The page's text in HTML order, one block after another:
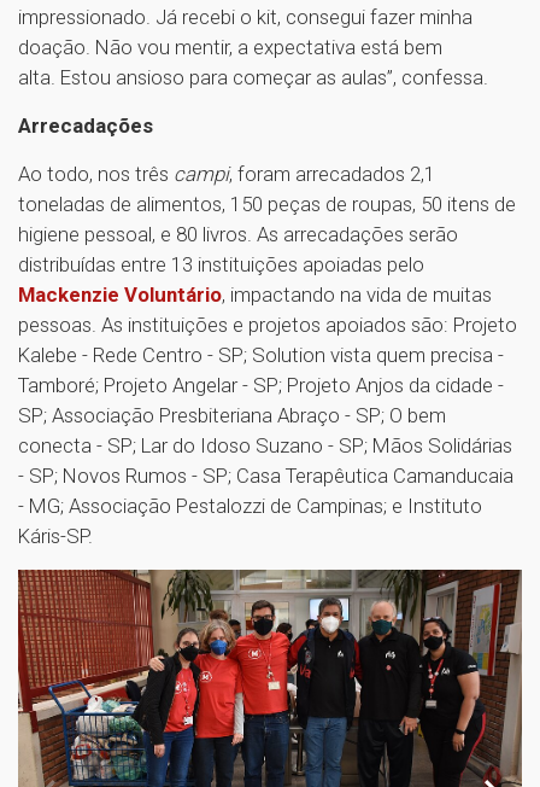
impressionado. Já recebi o kit, consegui fazer minha
doação. Não vou mentir, a expectativa está bem
alta. Estou ansioso para começar as aulas”, confessa.
Arrecadações
Ao todo, nos três campi, foram arrecadados 2,1
toneladas de alimentos, 150 peças de roupas, 50 itens de
higiene pessoal, e 80 livros. As arrecadações serão
distribuídas entre 13 instituições apoiadas pelo
Mackenzie Voluntário, impactando na vida de muitas
pessoas. As instituições e projetos apoiados são: Projeto
Kalebe - Rede Centro - SP; Solution vista quem precisa -
Tamboré; Projeto Angelar - SP; Projeto Anjos da cidade -
SP; Associação Presbiteriana Abraço - SP; O bem
conecta - SP; Lar do Idoso Suzano - SP; Mãos Solidárias
- SP; Novos Rumos - SP; Casa Terapêutica Camanducaia
- MG; Associação Pestalozzi de Campinas; e Instituto
Káris-SP.